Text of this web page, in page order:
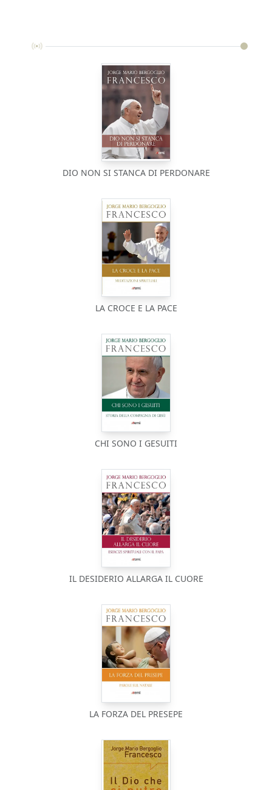
DIO NON SI STANCA DI PERDONARE
LA CROCE E LA PACE
CHI SONO I GESUITI
IL DESIDERIO ALLARGA IL CUORE
LA FORZA DEL PRESEPE